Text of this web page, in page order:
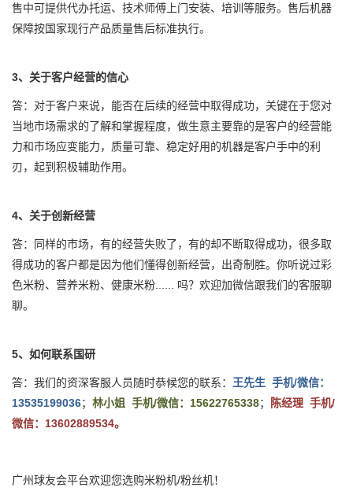
售中可提供代办托运、技术师傅上门安装、培训等服务。售后机器
保障按国家现行产品质量售后标准执行。
3、关于客户经营的信心
答：对于客户来说，能否在后续的经营中取得成功，关键在于您对
当地市场需求的了解和掌握程度，做生意主要靠的是客户的经营能
力和市场应变能力，质量可靠、稳定好用的机器是客户手中的利
刃，起到积极辅助作用。
4、关于创新经营
答：同样的市场，有的经营失败了，有的却不断取得成功，很多取
得成功的客户都是因为他们懂得创新经营，出奇制胜。你听说过彩
色米粉、营养米粉、健康米粉...... 吗？欢迎加微信跟我们的客服聊
聊。
5、如何联系国研
答：我们的资深客服人员随时恭候您的联系： 王先生 手机/微信：
13535199036； 林小姐 手机/微信：15622765338；
陈经理 手机/
微信：13602889534。
广州球友会平台欢迎您选购米粉机/粉丝机！